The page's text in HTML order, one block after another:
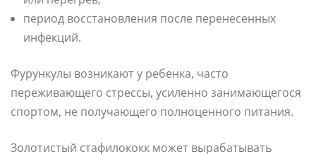
период восстановления после перенесенных
инфекций.
Фурункулы возникают у ребенка, часто
переживающего стрессы, усиленно занимающегося
спортом, не получающего полноценного питания.
Золотистый стафилококк может вырабатывать